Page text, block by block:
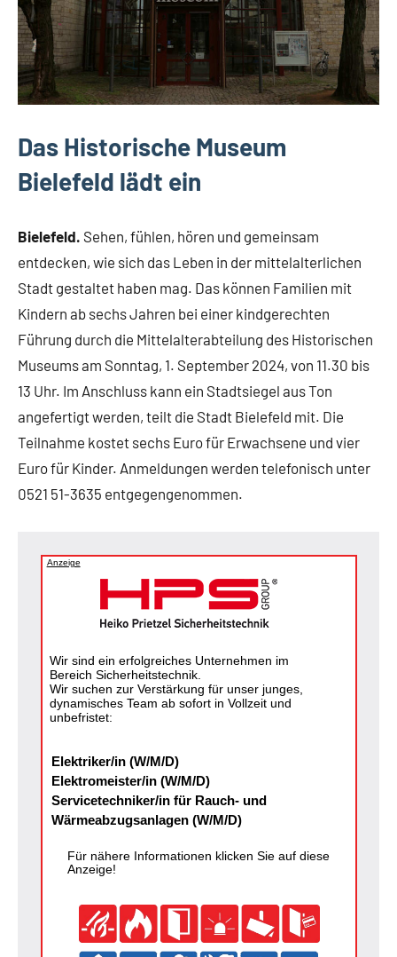
Das Historische Museum
Bielefeld lädt ein
Bielefeld. Sehen, fühlen, hören und gemeinsam
entdecken, wie sich das Leben in der mittelalterlichen
Stadt gestaltet haben mag. Das können Familien mit
Kindern ab sechs Jahren bei einer kindgerechten
Führung durch die Mittelalterabteilung des Historischen
Museums am Sonntag, 1. September 2024, von 11.30 bis
13 Uhr. Im Anschluss kann ein Stadtsiegel aus Ton
angefertigt werden, teilt die Stadt Bielefeld mit. Die
Teilnahme kostet sechs Euro für Erwachsene und vier
Euro für Kinder. Anmeldungen werden telefonisch unter
0521 51-3635 entgegengenommen.
Anzeige
Wir sind ein erfolgreiches Unternehmen im
Bereich Sicherheitstechnik.
Wir suchen zur Verstärkung für unser junges,
dynamisches Team ab sofort in Vollzeit und
unbefristet:
Elektriker/in (W/M/D)
Elektromeister/in (W/M/D)
Servicetechniker/in für Rauch- und
Wärmeabzugsanlagen (W/M/D)
Für nähere Informationen klicken Sie auf diese
Anzeige!